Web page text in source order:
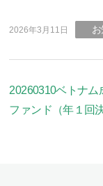
2026年3月11日
20260310ベトナ
ファンド（年１回